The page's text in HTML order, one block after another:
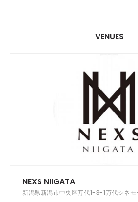
VENUES
NEXS NIIGATA
新潟県新潟市中央区万代1-3-1万代シネモ